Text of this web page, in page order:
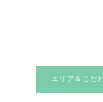
エリア＆こだ